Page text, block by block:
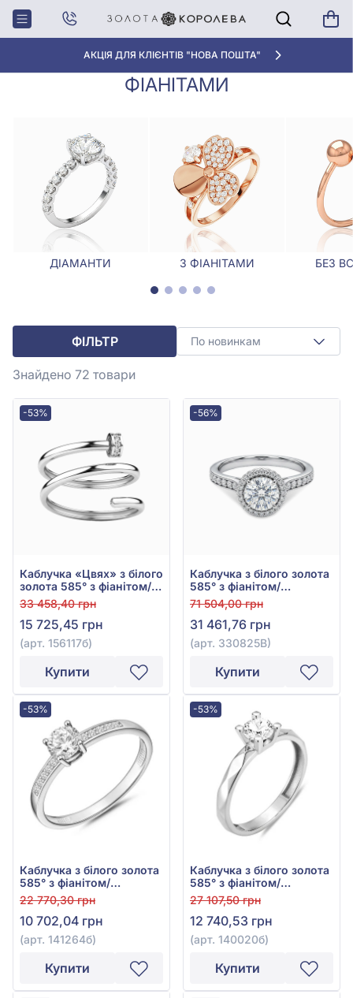
АКЦІЯ ДЛЯ КЛІЄНТІВ "НОВА ПОШТА"
Головна Каблучки Каблучки з білого золота з фіанітами
КАБЛУЧКИ З БІЛОГО ЗОЛОТА З
ФІАНІТАМИ
ДІАМАНТИ З ФІАНІТАМИ БЕЗ
ФІЛЬТР По новинкам
Знайдено 72 товари
-53%
Каблучка «Цвях» з білого
золота 585° з фіанітом/
куб.цирконієм, арт.
156117б
33 458,40 грн
15 725,45 грн
(арт. 156117б)
Купити
-56%
Каблучка з білого золота
585° з фіанітом/
куб.цирконієм, арт.
330825В
71 504,00 грн
31 461,76 грн
(арт. 330825В)
Купити
-53%
Каблучка з білого золота
585° з фіанітом/
куб.цирконієм, арт.
141264б
22 770,30 грн
10 702,04 грн
(арт. 141264б)
Купити
-53%
Каблучка з білого золота
585° з фіанітом/
куб.цирконієм, арт.
140020б
27 107,50 грн
12 740,53 грн
(арт. 140020б)
Купити